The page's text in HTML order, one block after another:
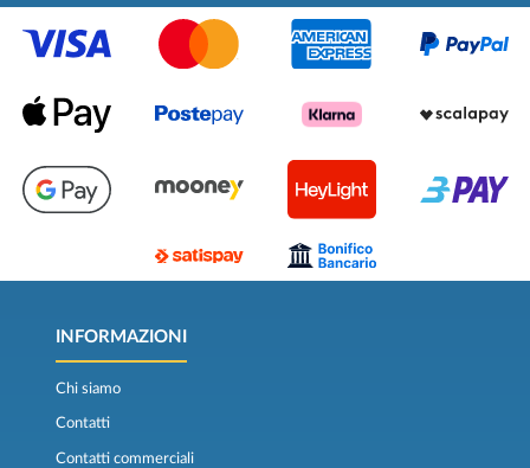
INFORMAZIONI
Chi siamo
Contatti
Contatti commerciali